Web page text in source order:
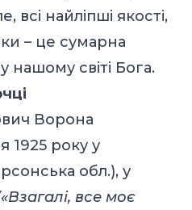
всі найліпші якості,
– це сумарна
нашому світі Бога.
Ворона
1925 року у
обл.), у
все моє